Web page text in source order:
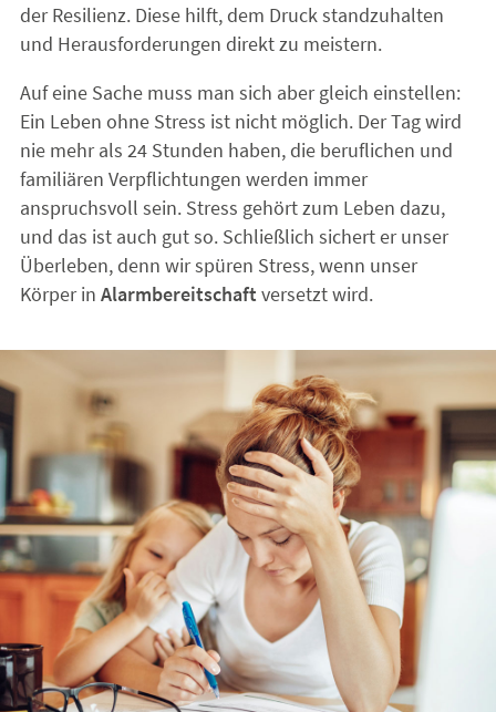
der Resilienz. Diese hilft, dem Druck standzuhalten
und Herausforderungen direkt zu meistern.
Auf eine Sache muss man sich aber gleich einstellen:
Ein Leben ohne Stress ist nicht möglich. Der Tag wird
nie mehr als 24 Stunden haben, die beruflichen und
familiären Verpflichtungen werden immer
anspruchsvoll sein. Stress gehört zum Leben dazu,
und das ist auch gut so. Schließlich sichert er unser
Überleben, denn wir spüren Stress, wenn unser
Körper in Alarmbereitschaft versetzt wird.